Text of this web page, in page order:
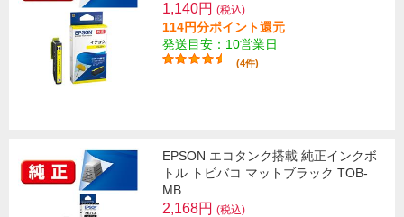
1,140円 (税込)
114円分ポイント還元
発送目安：10営業日
(4件)
EPSON エコタンク搭載 純正インクボ
トル トビバコ マットブラック TOB-
MB
2,168円 (税込)